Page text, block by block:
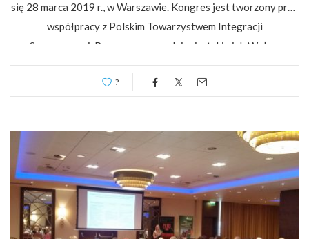
się 28 marca 2019 r., w Warszawie. Kongres jest tworzony przy
współpracy z Polskim Towarzystwem Integracji
Sensorycznej. Poruszymy zagadnienia, takie jak:Wpływ
zaburzeń SI na całościowy rozwój dziecka – analiza
przypadkówJak…
?